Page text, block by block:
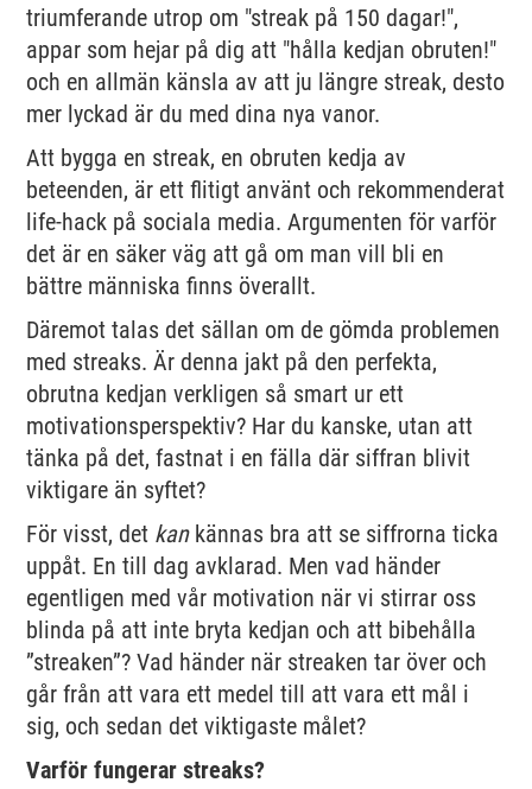
triumferande utrop om "streak på 150 dagar!",
appar som hejar på dig att "hålla kedjan obruten!"
och en allmän känsla av att ju längre streak, desto
mer lyckad är du med dina nya vanor.
Att bygga en streak, en obruten kedja av
beteenden, är ett flitigt använt och rekommenderat
life-hack på sociala media. Argumenten för varför
det är en säker väg att gå om man vill bli en
bättre människa finns överallt.
Däremot talas det sällan om de gömda problemen
med streaks. Är denna jakt på den perfekta,
obrutna kedjan verkligen så smart ur ett
motivationsperspektiv? Har du kanske, utan att
tänka på det, fastnat i en fälla där siffran blivit
viktigare än syftet?
För visst, det kankännas bra att se siffrorna ticka
uppåt. En till dag avklarad. Men vad händer
egentligen med vår motivation när vi stirrar oss
blinda på att inte bryta kedjan och att bibehålla
”streaken”? Vad händer när streaken tar över och
går från att vara ett medel till att vara ett mål i
sig, och sedan det viktigaste målet?
Varför fungerar streaks?